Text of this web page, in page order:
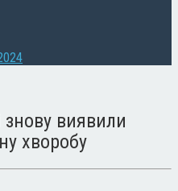
знову виявили
хворобу